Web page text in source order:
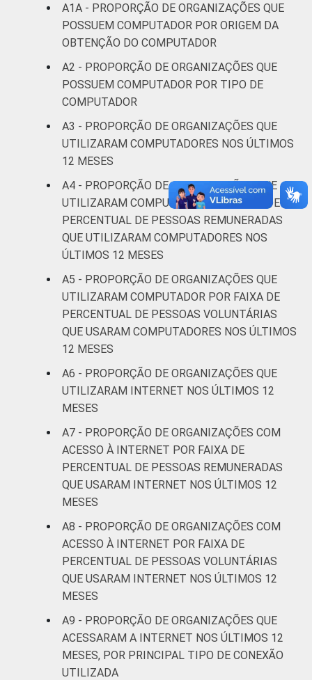
87
Saúde e
assistência
social
94
Outros 95
* Base: 1966 organizações sem fins
computador. Respostas estimuladas. Dados
coletados entre outubro de 2013 e abril de
2014.
Fonte: NIC.br - out 2013 / abr 2014
A1A - PROPORÇÃO DE ORGANIZAÇÕES QUE
POSSUEM COMPUTADOR POR ORIGEM DA
OBTENÇÃO DO COMPUTADOR
A2 - PROPORÇÃO DE ORGANIZAÇÕES QUE
POSSUEM COMPUTADOR POR TIPO DE
COMPUTADOR
A3 - PROPORÇÃO DE ORGANIZAÇÕES QUE
UTILIZARAM COMPUTADORES NOS ÚLTIMOS
12 MESES
A4 - PROPORÇÃO DE ORGANIZAÇÕES QUE
UTILIZARAM COMPUTADOR POR FAIXA DE
PERCENTUAL DE PESSOAS REMUNERADAS
QUE UTILIZARAM COMPUTADORES NOS
ÚLTIMOS 12 MESES
A5 - PROPORÇÃO DE ORGANIZAÇÕES QUE
UTILIZARAM COMPUTADOR POR FAIXA DE
PERCENTUAL DE PESSOAS VOLUNTÁRIAS
QUE USARAM COMPUTADORES NOS ÚLTIMOS
12 MESES
A6 - PROPORÇÃO DE ORGANIZAÇÕES QUE
UTILIZARAM INTERNET NOS ÚLTIMOS 12
MESES
A7 - PROPORÇÃO DE ORGANIZAÇÕES COM
ACESSO À INTERNET POR FAIXA DE
PERCENTUAL DE PESSOAS REMUNERADAS
QUE USARAM INTERNET NOS ÚLTIMOS 12
MESES
A8 - PROPORÇÃO DE ORGANIZAÇÕES COM
ACESSO À INTERNET POR FAIXA DE
PERCENTUAL DE PESSOAS VOLUNTÁRIAS
QUE USARAM INTERNET NOS ÚLTIMOS 12
MESES
A9 - PROPORÇÃO DE ORGANIZAÇÕES QUE
ACESSARAM A INTERNET NOS ÚLTIMOS 12
MESES, POR PRINCIPAL TIPO DE CONEXÃO
UTILIZADA